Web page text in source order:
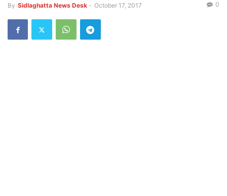
By Sidlaghatta News Desk - October 17, 2017 0